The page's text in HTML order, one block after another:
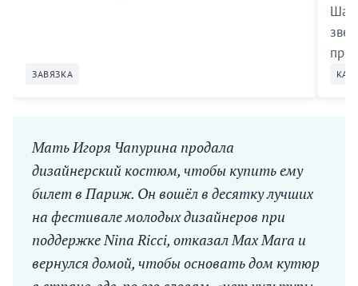
ЗАВЯЗКА
Мать Игоря Чапурина продала
дизайнерский костюм, чтобы купить ему
билет в Париж. Он вошёл в десятку лучших
на фестивале молодых дизайнеров при
поддержке Nina Ricci, отказал Max Mara и
вернулся домой, чтобы основать дом кутюр